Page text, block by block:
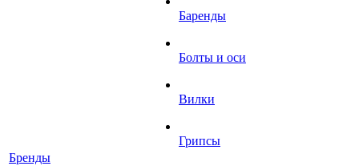
Бренды
Баренды
Болты и оси
Вилки
Грипсы